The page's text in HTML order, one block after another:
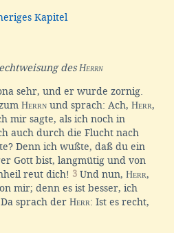
Kapitel
des Herrn
sehr, und er wurde zornig.
Herrn und sprach: Ach, Herr,
mir sagte, als ich noch in
auch durch die Flucht nach
Denn ich wußte, daß du ein
Gott bist, langmütig und von
reut dich! 3 Und nun, Herr,
mir; denn es ist besser, ich
sprach der Herr: Ist es recht,